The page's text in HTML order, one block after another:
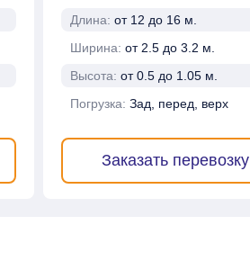
Длина: от 12 до 16 м.
Ширина: от 2.5 до 3.2 м.
Высота: от 0.5 до 1.05 м.
Погрузка: Зад, перед, верх
Заказать перевозку